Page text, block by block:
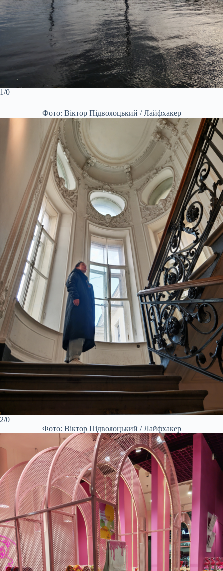
1/0
Фото: Віктор Підволоцький / Лайфхакер
2/0
Фото: Віктор Підволоцький / Лайфхакер